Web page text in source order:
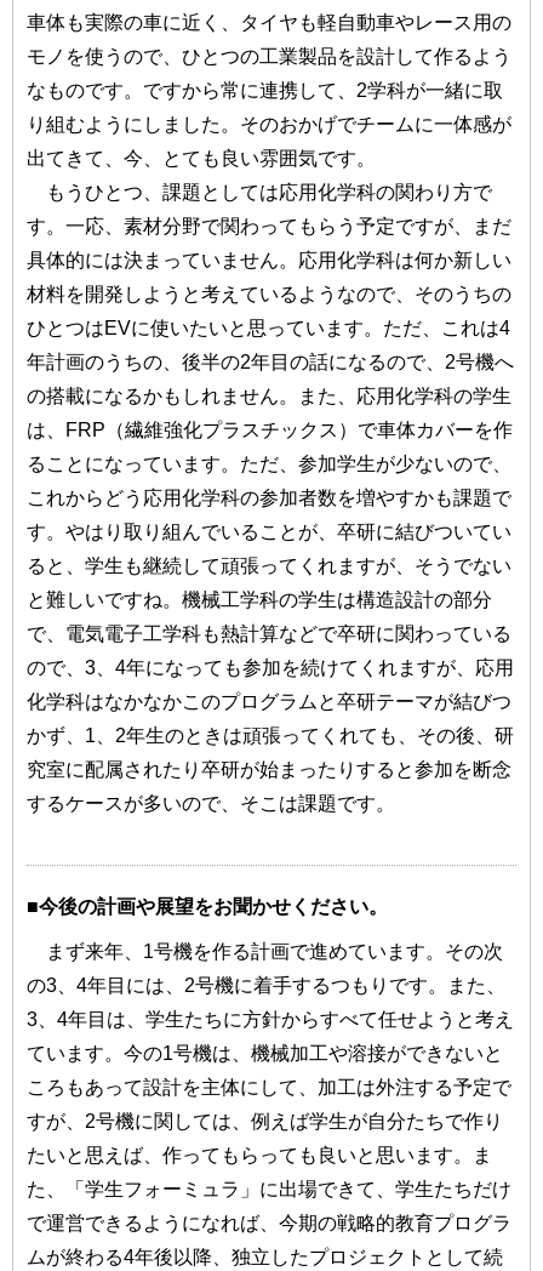
車体も実際の車に近く、タイヤも軽自動車やレース用の
モノを使うので、ひとつの工業製品を設計して作るよう
なものです。ですから常に連携して、2学科が一緒に取
り組むようにしました。そのおかげでチームに一体感が
出てきて、今、とても良い雰囲気です。
もうひとつ、課題としては応用化学科の関わり方で
す。一応、素材分野で関わってもらう予定ですが、まだ
具体的には決まっていません。応用化学科は何か新しい
材料を開発しようと考えているようなので、そのうちの
ひとつはEVに使いたいと思っています。ただ、これは4
年計画のうちの、後半の2年目の話になるので、2号機へ
の搭載になるかもしれません。また、応用化学科の学生
は、FRP（繊維強化プラスチックス）で車体カバーを作
ることになっています。ただ、参加学生が少ないので、
これからどう応用化学科の参加者数を増やすかも課題で
す。やはり取り組んでいることが、卒研に結びついてい
ると、学生も継続して頑張ってくれますが、そうでない
と難しいですね。機械工学科の学生は構造設計の部分
で、電気電子工学科も熱計算などで卒研に関わっている
ので、3、4年になっても参加を続けてくれますが、応用
化学科はなかなかこのプログラムと卒研テーマが結びつ
かず、1、2年生のときは頑張ってくれても、その後、研
究室に配属されたり卒研が始まったりすると参加を断念
するケースが多いので、そこは課題です。
■今後の計画や展望をお聞かせください。
まず来年、1号機を作る計画で進めています。その次
の3、4年目には、2号機に着手するつもりです。また、
3、4年目は、学生たちに方針からすべて任せようと考え
ています。今の1号機は、機械加工や溶接ができないと
ころもあって設計を主体にして、加工は外注する予定で
すが、2号機に関しては、例えば学生が自分たちで作り
たいと思えば、作ってもらっても良いと思います。ま
た、「学生フォーミュラ」に出場できて、学生たちだけ
で運営できるようになれば、今期の戦略的教育プログラ
ムが終わる4年後以降、独立したプロジェクトとして続